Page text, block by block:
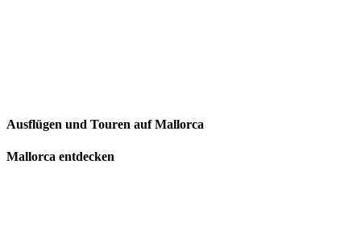
Ausflügen und Touren auf Mallorca
Mallorca entdecken